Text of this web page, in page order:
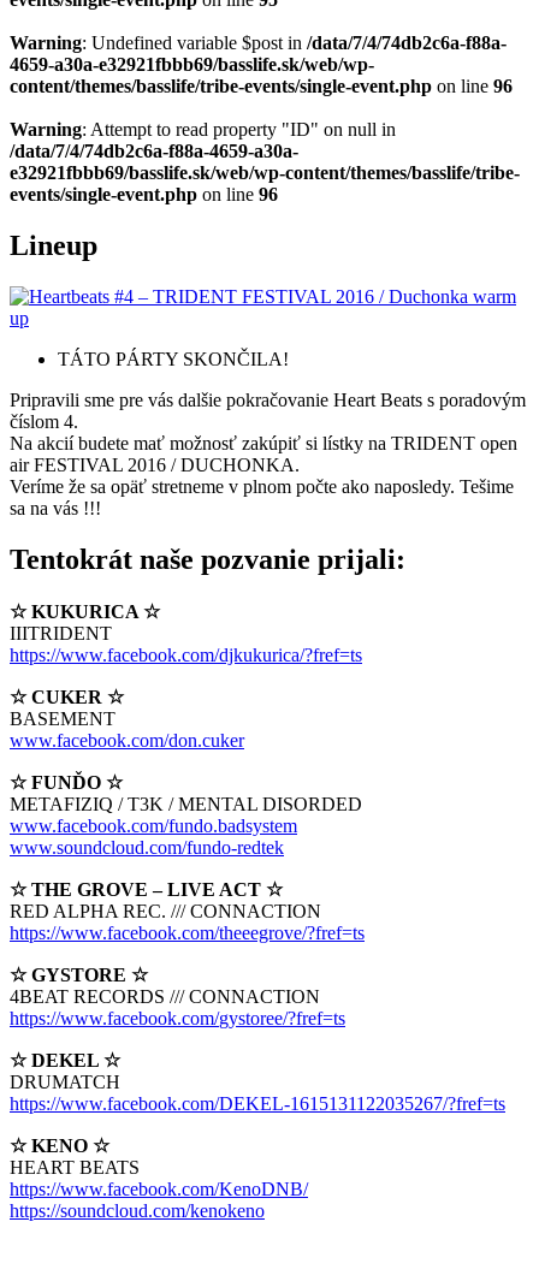
Warning: Undefined variable $post in /data/7/4/74db2c6a-f88a-
4659-a30a-e32921fbbb69/basslife.sk/web/wp-
content/themes/basslife/tribe-events/single-event.php on line 96
Warning: Attempt to read property "ID" on null in
/data/7/4/74db2c6a-f88a-4659-a30a-
e32921fbbb69/basslife.sk/web/wp-content/themes/basslife/tribe-
events/single-event.php on line 96
Lineup
TÁTO PÁRTY SKONČILA!
Pripravili sme pre vás dalšie pokračovanie Heart Beats s poradovým
číslom 4.
Na akcií budete mať možnosť zakúpiť si lístky na TRIDENT open
air FESTIVAL 2016 / DUCHONKA.
Veríme že sa opäť stretneme v plnom počte ako naposledy. Tešime
sa na vás !!!
Tentokrát naše pozvanie prijali:
☆ KUKURICA ☆
IIITRIDENT
https://www.facebook.com/djkukurica/?fref=ts
☆ CUKER ☆
BASEMENT
www.facebook.com/don.cuker
☆ FUNĎO ☆
METAFIZIQ / T3K / MENTAL DISORDED
www.facebook.com/fundo.badsystem
www.soundcloud.com/fundo-redtek
☆ THE GROVE – LIVE ACT ☆
RED ALPHA REC. /// CONNACTION
https://www.facebook.com/theeegrove/?fref=ts
☆ GYSTORE ☆
4BEAT RECORDS /// CONNACTION
https://www.facebook.com/gystoree/?fref=ts
☆ DEKEL ☆
DRUMATCH
https://www.facebook.com/DEKEL-1615131122035267/?fref=ts
☆ KENO ☆
HEART BEATS
https://www.facebook.com/KenoDNB/
https://soundcloud.com/kenokeno